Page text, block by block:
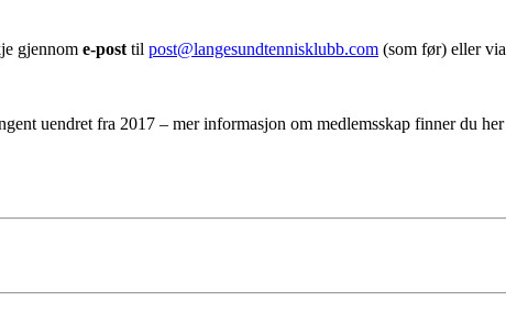
gjennom e-post til post@langesundtennisklubb.com (som før) eller via
uendret fra 2017 – mer informasjon om medlemsskap finner du her